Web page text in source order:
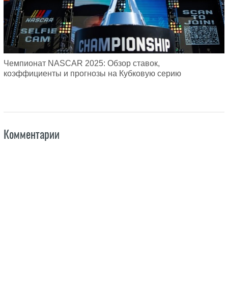
Чемпионат NASCAR 2025: Обзор ставок,
коэффициенты и прогнозы на Кубковую серию
Комментарии